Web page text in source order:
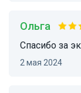
Ольга
Спасибо за
2 мая 2024